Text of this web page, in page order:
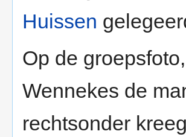
Huissen
Op de
Wennekes de
rechtsonder